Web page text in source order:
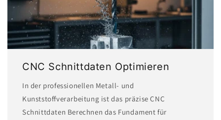
CNC Schnittdaten Optimieren
In der professionellen Metall- und
Kunststoffverarbeitung ist das präzise CNC
Schnittdaten Berechnen das Fundament für